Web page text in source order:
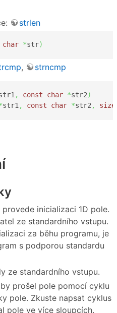
strlen
char *str)
, strncmp
, const char *str2)
str1, const char *str2,
inicializaci 1D pole.
ze standardního vstupu.
za běhu programu, je
s podporou standardu
ze standardního vstupu.
prošel pole pomocí cyklu
pole. Zkuste napsat cyklus
pole ve více sloupcích.